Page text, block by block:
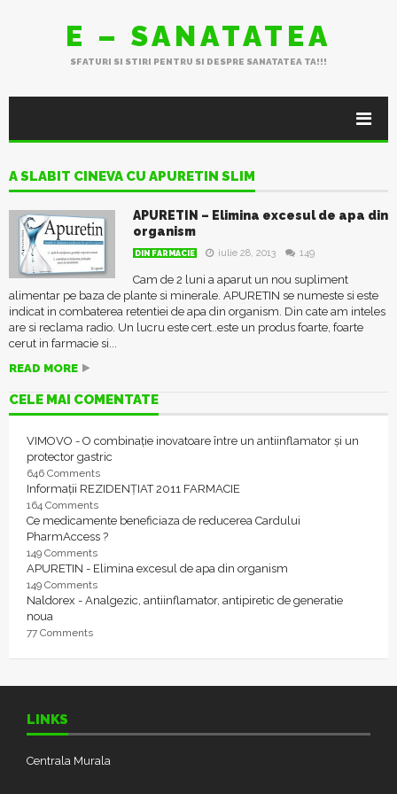
E – SANATATEA
SFATURI SI STIRI PENTRU SI DESPRE SANATATEA TA!!!
A SLABIT CINEVA CU APURETIN SLIM
APURETIN – Elimina excesul de apa din
organism
DIN FARMACIE iulie 28, 2013 149
Cam de 2 luni a aparut un nou supliment
alimentar pe baza de plante si minerale. APURETIN se numeste si este
indicat in combaterea retentiei de apa din organism. Din cate am inteles
are si reclama radio. Un lucru este cert..este un produs foarte, foarte
cerut in farmacie si...
READ MORE
CELE MAI COMENTATE
VIMOVO - O combinație inovatoare între un antiinflamator și un
protector gastric
646 Comments
Informații REZIDENȚIAT 2011 FARMACIE
164 Comments
Ce medicamente beneficiaza de reducerea Cardului
PharmAccess ?
149 Comments
APURETIN - Elimina excesul de apa din organism
149 Comments
Naldorex - Analgezic, antiinflamator, antipiretic de generatie
noua
77 Comments
LINKS
Centrala Murala